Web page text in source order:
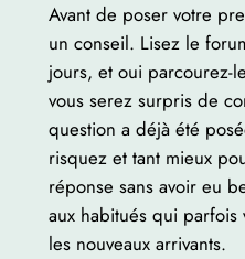
Avant de poser votre
un conseil. Lisez le
jours, et oui parcourez-
vous serez surpris de
question a déjà été
risquez et tant mieux
réponse sans avoir eu
aux habitués qui parfois
les nouveaux arrivants.